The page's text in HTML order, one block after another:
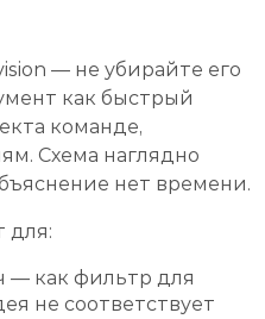
— не убирайте его
как быстрый
команде,
Схема наглядно
нет времени.
для:
— как фильтр для
не соответствует